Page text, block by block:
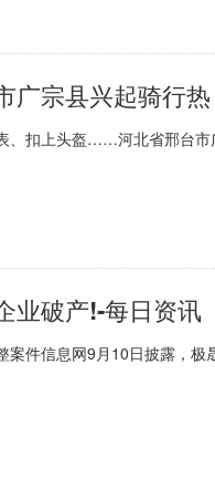
广宗县兴起骑行
、扣上头盔……河北省邢台市
业破产!-每日资讯
案件信息网9月10日披露，极